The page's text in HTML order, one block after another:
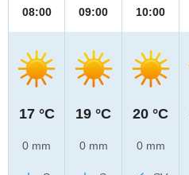
08:00
17 °C
0 mm
09:00
19 °C
0 mm
10:00
20 °C
0 mm